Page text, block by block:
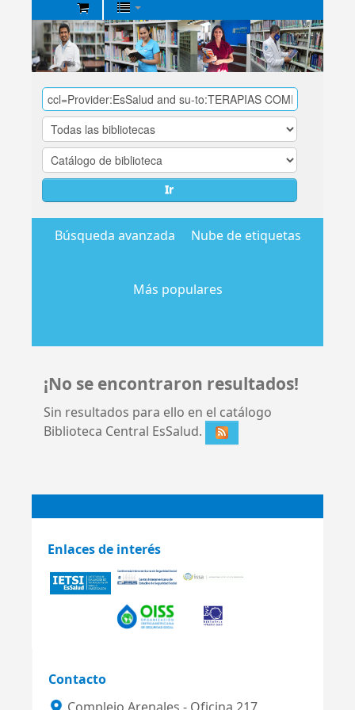
Biblioteca
Central
EsSalud
Ir
Búsqueda avanzada Nube de etiquetas
Más populares
¡No se encontraron resultados!
Sin resultados para ello en el catálogo
Biblioteca Central EsSalud.
Enlaces de interés
Contacto